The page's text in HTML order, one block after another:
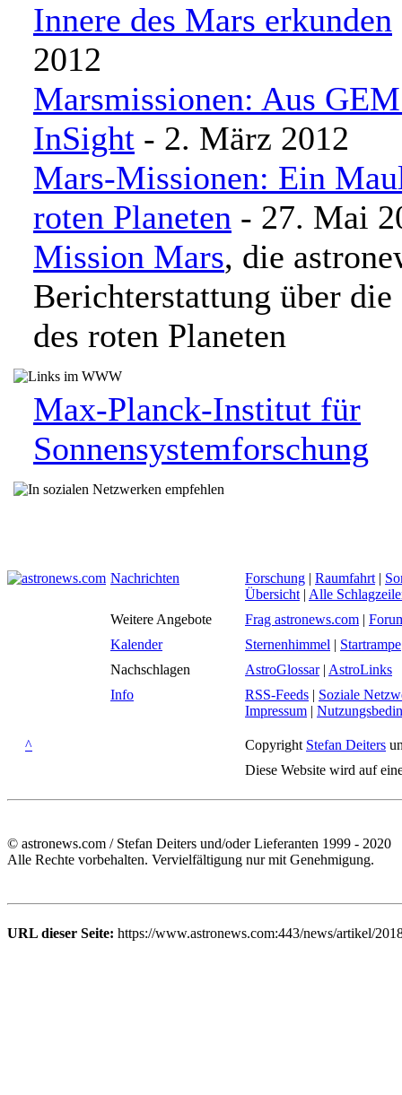
Innere des Mars erkunden
2012
Marsmissionen: Aus
InSight - 2. März 2012
Mars-Missionen: Ein
roten Planeten - 27. Mai
Mission Mars, die
Berichterstattung über
des roten Planeten
Max-Planck-Institut für
Sonnensystemforschung
Nachrichten Forschung | Raumfahrt |
Übersicht | Alle
Weitere Angebote
Frag astronews.com |
Kalender
Sternenhimmel | Startrampe
Nachschlagen
AstroGlossar| AstroLinks
Info
RSS-Feeds | Soziale
Impressum |
^ Copyright Stefan Deiters
Diese Website wird auf
© astronews.com / Stefan Deiters und/oder Lieferanten 1999 - 2020
Alle Rechte vorbehalten. Vervielfältigung nur mit Genehmigung.
URL dieser Seite: https://www.astronews.com:443/news/artikel/